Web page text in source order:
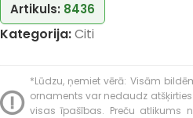
Artikuls: 8436
Kategorija:Citi
*Lūdzu, ņemiet vērā: Visām
ornaments var nedaudz
visas īpašības. Preču atlikums